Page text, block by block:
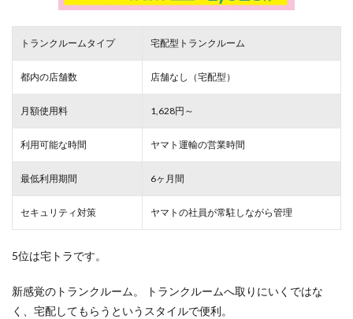
トランクルームタイプ 宅配型トランクルーム
都内の店舗数 店舗なし（宅配型）
月額使用料 1,628円～
利用可能な時間 ヤマト運輸の営業時間
最低利用期間 6ヶ月間
セキュリティ対策 ヤマトの社員が常駐しながら管理
5位は宅トラです。
新感覚のトランクルーム。 トランクルームへ取りにいくではな
く、宅配してもらうというスタイルで便利。